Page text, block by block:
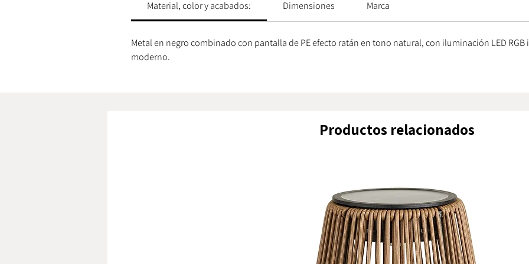
desde
más
Material, color y acabados: Dimensiones Marca
Metal en negro combinado con pantalla de PE efecto ratán en tono natural, con iluminación LED
moderno.
Productos relacionados